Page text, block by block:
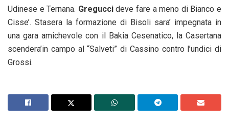
Udinese e Ternana. Greguccideve fare a meno di Bianco e
Cisse’. Stasera la formazione di Bisoli sara’ impegnata in
una gara amichevole con il Bakia Cesenatico, la Casertana
scendera’in campo al “Salveti” di Cassino contro l’undici di
Grossi.